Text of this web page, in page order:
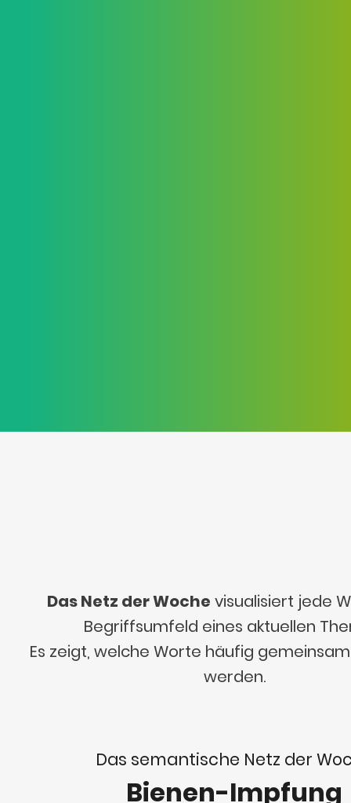
Das Netz der Woche visualisiert jede
Begriffsumfeld eines aktuellen
Es zeigt, welche Worte häufig
werden.
Das semantische Netz der
Bienen-Impfung